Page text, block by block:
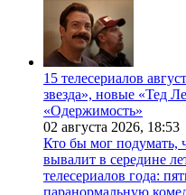
15 телесериалов
звезда», новые «Тед
«Одержимость»
02 августа 2026, 18:53
Кто бы мог подумать,
вывалит в середине
телесериалов года:
паранормальную